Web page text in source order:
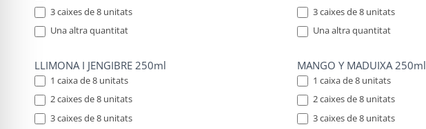
3 caixes de 8 unitats
Una altra quantitat
3 caixes de 8 unitats
Una altra quantitat
LLIMONA I JENGIBRE 250ml
1 caixa de 8 unitats
2 caixes de 8 unitats
3 caixes de 8 unitats
MANGO Y MADUIXA 250ml
1 caixa de 8 unitats
2 caixes de 8 unitats
3 caixes de 8 unitats